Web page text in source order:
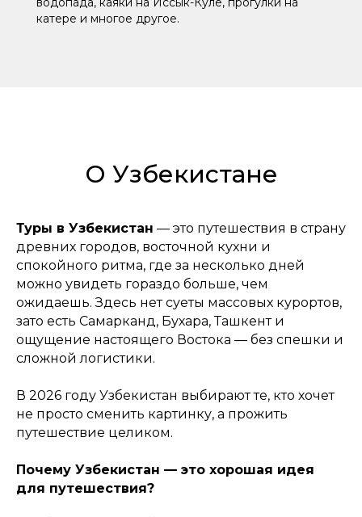
катере и многое другое.
О Узбекистане
Туры в Узбекистан — это путешествия в страну
древних городов, восточной кухни и
спокойного ритма, где за несколько дней
можно увидеть гораздо больше, чем
ожидаешь. Здесь нет суеты массовых курортов,
зато есть Самарканд, Бухара, Ташкент и
ощущение настоящего Востока — без спешки и
сложной логистики.
В 2026 году Узбекистан выбирают те, кто хочет
не просто сменить картинку, а прожить
путешествие целиком.
Почему Узбекистан — это хорошая идея
для путешествия?